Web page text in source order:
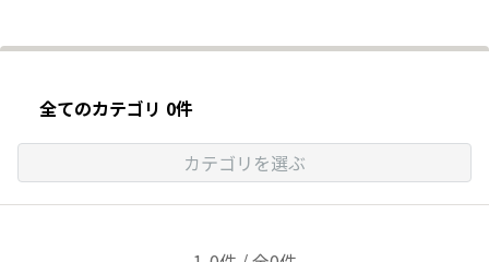
全てのカテゴリ 0件
カテゴリを選ぶ